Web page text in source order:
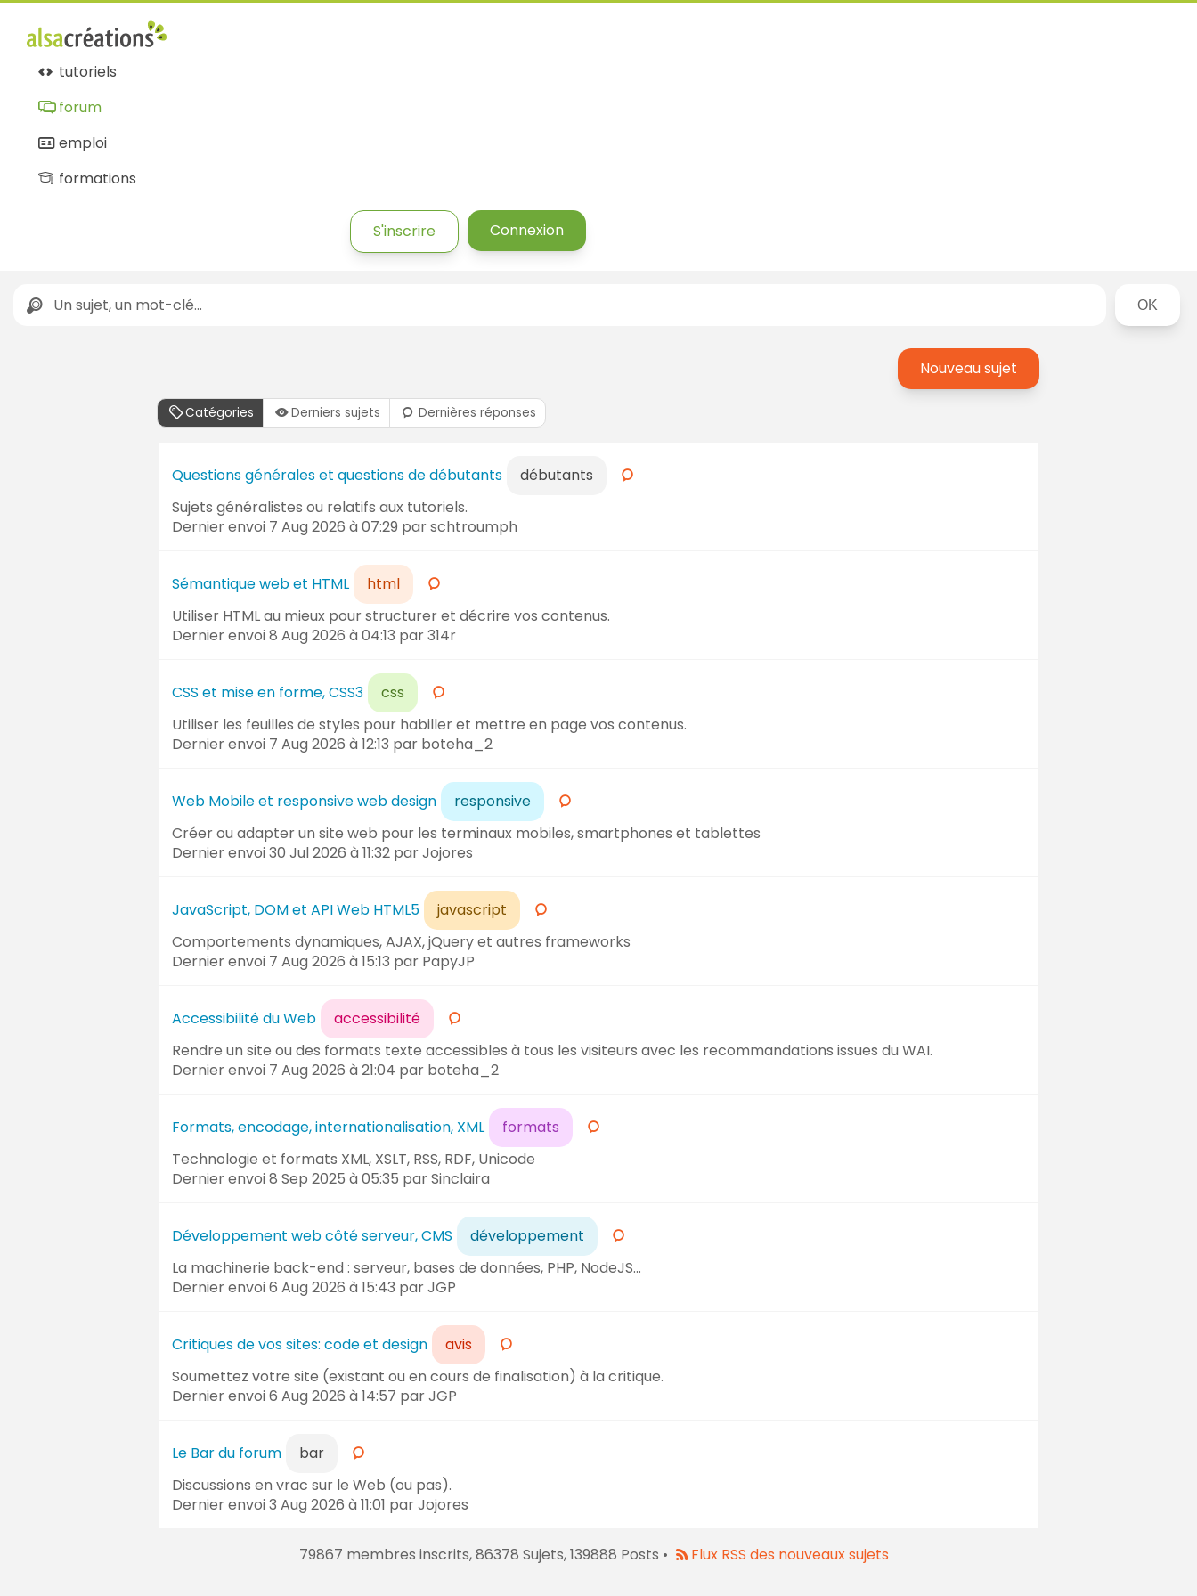
Forum
Alsacréations
tutoriels
forum
emploi
formations
S'inscrire Connexion
Rechercher
Nouveau sujet
Catégories Derniers sujets Dernières réponses
des
forums
Questions générales et questions de débutants
débutants
Sujets généralistes ou relatifs aux tutoriels.
Dernier envoi 7 Aug 2026 à 07:29 par schtroumph
Sémantique web et HTML
html
Utiliser HTML au mieux pour structurer et décrire vos contenus.
Dernier envoi8 Aug 2026 à 04:13 par 314r
CSS et mise en forme, CSS3
css
Utiliser les feuilles de styles pour habiller et mettre en page vos contenus.
Dernier envoi 7 Aug 2026 à 12:13 par boteha_2
Web Mobile et responsive web design
responsive
Créer ou adapter un site web pour les terminaux mobiles, smartphones et tablettes
Dernier envoi30 Jul 2026 à 11:32 par Jojores
JavaScript, DOM et API Web HTML5
javascript
Comportements dynamiques, AJAX, jQuery et autres frameworks
Dernier envoi 7 Aug 2026 à 15:13 par PapyJP
Accessibilité du Web
accessibilité
Rendre un site ou des formats texte accessibles à tous les visiteurs avec les recommandations issues du WAI.
Dernier envoi 7 Aug 2026 à 21:04 par boteha_2
Formats, encodage, internationalisation, XML
formats
Technologie et formats XML, XSLT, RSS, RDF, Unicode
Dernier envoi8 Sep 2025 à 05:35 par Sinclaira
Développement web côté serveur, CMS
développement
La machinerie back-end : serveur, bases de données, PHP, NodeJS...
Dernier envoi6 Aug 2026 à 15:43 par JGP
Critiques de vos sites: code et design
avis
Soumettez votre site (existant ou en cours de finalisation) à la critique.
Dernier envoi6 Aug 2026 à 14:57 par JGP
Le Bar du forum
bar
Discussions en vrac sur le Web (ou pas).
Dernier envoi3 Aug 2026 à 11:01 par Jojores
79867 membres inscrits, 86378 Sujets, 139888 Posts • Flux RSS des nouveaux sujets